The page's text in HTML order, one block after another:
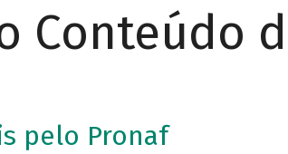
Conteúdo
pelo Pronaf